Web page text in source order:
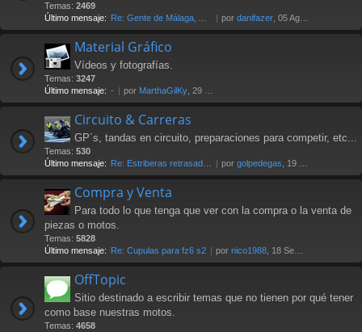
Temas: 2469
Último mensaje: Re: Gente de Málaga, Axarquía… por danifazer , 05 Ago 2026 17:16
Material Gráfico
Vídeos y fotografías.
Temas: 3247
Último mensaje: - por MarthaGilKy , 29 Jul 2026 12:24
Circuito & Carreras
GP´s, tandas en circuito, preparaciones para competir, etc...
Temas: 530
Último mensaje: Re: Estriberas retrasadas por golpedegas , 19 Nov 2024 13:08
Compra y Venta
Para todo lo que tenga que ver con la compra o la venta de
piezas o motos.
Temas: 5828
Último mensaje: Re: Cupulas para fz6 s2 por nico1988 , 18 Sep 2025 07:03
OffTopic
Sitio destinado a escribir temas que no tienen por qué tener
como base nuestras motos.
Temas: 4658